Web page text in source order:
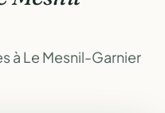
à Le Mesnil-Garnier